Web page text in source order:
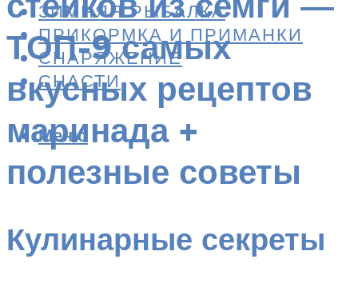
ЗИМНЯЯ РЫБАЛКА
ПРИКОРМКА И ПРИМАНКИ
СНАРЯЖЕНИЕ
СНАСТИ
Меню
ТОП-9 самых
вкусных рецептов
маринада +
полезные советы
Кулинарные секреты